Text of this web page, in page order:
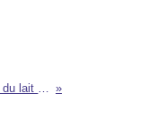
Quels sont les effets du lait sur la santé ?